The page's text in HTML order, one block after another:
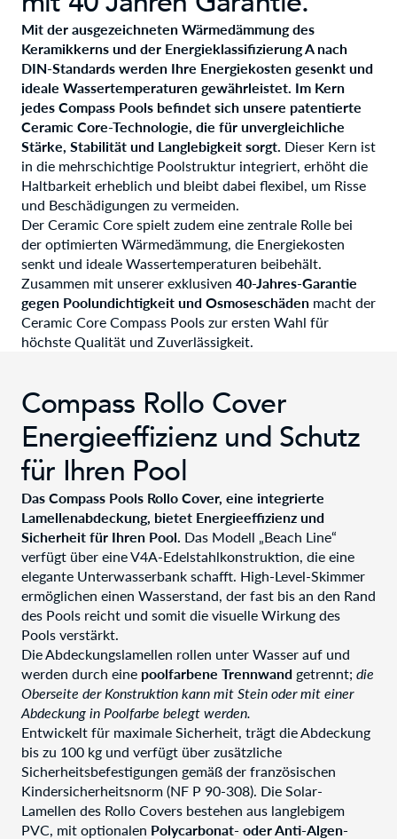
Mit der ausgezeichneten Wärmedämmung des
Keramikkerns und der Energieklassifizierung A nach
DIN-Standards werden Ihre Energiekosten gesenkt und
ideale Wassertemperaturen gewährleistet. Im Kern
jedes Compass Pools befindet sich unsere patentierte
Ceramic Core-Technologie, die für unvergleichliche
Stärke, Stabilität und Langlebigkeit sorgt. Dieser Kern ist
in die mehrschichtige Poolstruktur integriert, erhöht die
Haltbarkeit erheblich und bleibt dabei flexibel, um Risse
und Beschädigungen zu vermeiden.
Der Ceramic Core spielt zudem eine zentrale Rolle bei
der optimierten Wärmedämmung, die Energiekosten
senkt und ideale Wassertemperaturen beibehält.
Zusammen mit unserer exklusiven 40-Jahres-Garantie
gegen Poolundichtigkeit und Osmoseschäden macht der
Ceramic Core Compass Pools zur ersten Wahl für
höchste Qualität und Zuverlässigkeit.
Compass Rollo Cover
Energieeffizienz und Schutz
für Ihren Pool
Das Compass Pools Rollo Cover, eine integrierte
Lamellenabdeckung, bietet Energieeffizienz und
Sicherheit für Ihren Pool. Das Modell „Beach Line“
verfügt über eine V4A-Edelstahlkonstruktion, die eine
elegante Unterwasserbank schafft. High-Level-Skimmer
ermöglichen einen Wasserstand, der fast bis an den Rand
des Pools reicht und somit die visuelle Wirkung des
Pools verstärkt.
Die Abdeckungslamellen rollen unter Wasser auf und
werden durch eine poolfarbene Trennwand getrennt; die
Oberseite der Konstruktion kann mit Stein oder mit einer
Abdeckung in Poolfarbe belegt werden.
Entwickelt für maximale Sicherheit, trägt die Abdeckung
bis zu 100 kg und verfügt über zusätzliche
Sicherheitsbefestigungen gemäß der französischen
Kindersicherheitsnorm (NF P 90-308). Die Solar-
Lamellen des Rollo Covers bestehen aus langlebigem
PVC, mit optionalen Polycarbonat- oder Anti-Algen-